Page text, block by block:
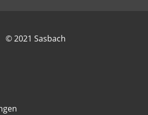
© 2021 Sasbach